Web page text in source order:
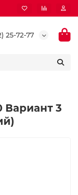
25-72-77
Вариант 3